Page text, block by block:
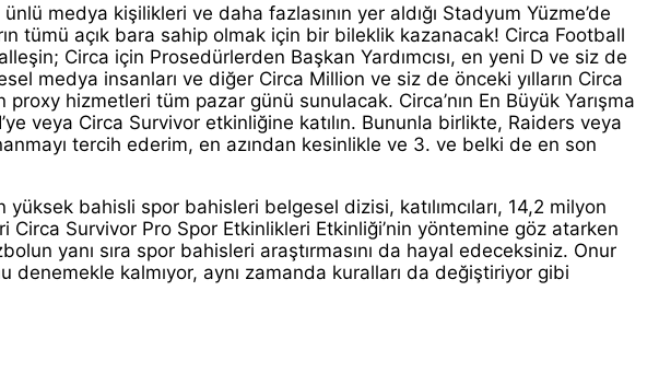
medya kişilikleri ve daha fazlasının yer aldığı Stadyum Yüzme’de
tümü açık bara sahip olmak için bir bileklik kazanacak! Circa Football
Circa için Prosedürlerden Başkan Yardımcısı, en yeni D ve siz de
medya insanları ve diğer Circa Million ve siz de önceki yılların Circa
hizmetleri tüm pazar günü sunulacak. Circa’nın En Büyük Yarışma
veya Circa Survivor etkinliğine katılın. Bununla birlikte, Raiders veya
tercih ederim, en azından kesinlikle ve 3. ve belki de en son
bahisli spor bahisleri belgesel dizisi, katılımcıları, 14,2 milyon
Survivor Pro Spor Etkinlikleri Etkinliği’nin yöntemine göz atarken
yanı sıra spor bahisleri araştırmasını da hayal edeceksiniz. Onur
kalmıyor, aynı zamanda kuralları da değiştiriyor gibi